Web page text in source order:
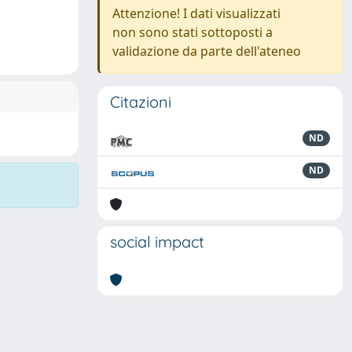
Attenzione! I dati visualizzati
non sono stati sottoposti a
validazione da parte dell'ateneo
Citazioni
ND
ND
social impact